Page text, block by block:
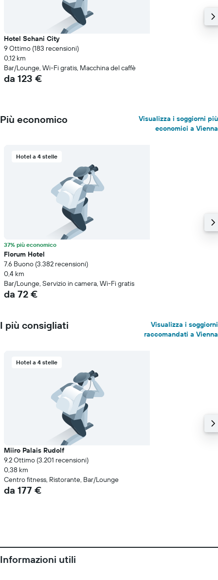
Hotel Schani City
9 Ottimo (183 recensioni)
0,12 km
Bar/Lounge, Wi-Fi gratis, Macchina del caffè
da 123 €
Più economico
Visualizza i soggiorni più
economici a Vienna
Hotel a 4 stelle
37% più economico
Florum Hotel
7.6 Buono (3.382 recensioni)
0,4 km
Bar/Lounge, Servizio in camera, Wi-Fi gratis
da 72 €
I più consigliati
Visualizza i soggiorni
raccomandati a Vienna
Hotel a 4 stelle
Miiro Palais Rudolf
9.2 Ottimo (3.201 recensioni)
0,38 km
Centro fitness, Ristorante, Bar/Lounge
da 177 €
Informazioni utili